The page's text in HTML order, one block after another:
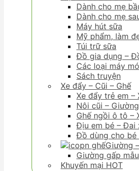
Dành cho mẹ
Dành cho mẹ
Máy hút sữa
Mỹ phẩm, làm
Túi trữ sữa
Đồ gia dụng –
Các loại máy
Sách truyện
Xe đẩy – Cũi – Ghế
Xe đẩy trẻ em –
Nôi cũi –
Ghế ngồi ô tô –
Địu em bé – Đai
Đồ dùng cho bé
Giường
Giường gấp
Khuyến mại HOT